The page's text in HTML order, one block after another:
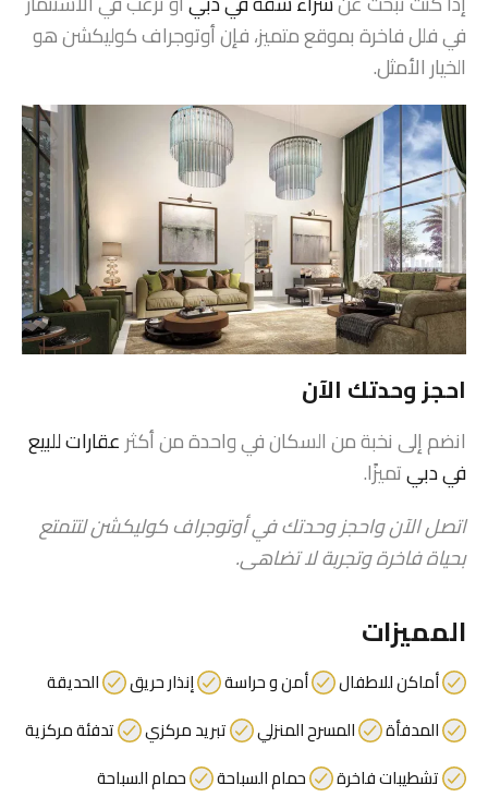
في فلل فاخرة بموقع متميز، فإن أوتوجراف كوليكشن هو
الخيار الأمثل.
احجز وحدتك الآن
انضم إلى نخبة من السكان في واحدة من أكثرعقارات للبيع
في دبيتميزًا.
اتصل الآن واحجز وحدتك في أوتوجراف كوليكشن لتتمتع
بحياة فاخرة وتجربة لا تضاهى.
المميزات
أماكن للاطفال أمن و حراسة إنذار حريق
الحديقة
المدفأة
المسرح المنزلي تبريد مركزي
تدفئة مركزية
تشطيبات فاخرة
حمام السباحة
حمام السباحة